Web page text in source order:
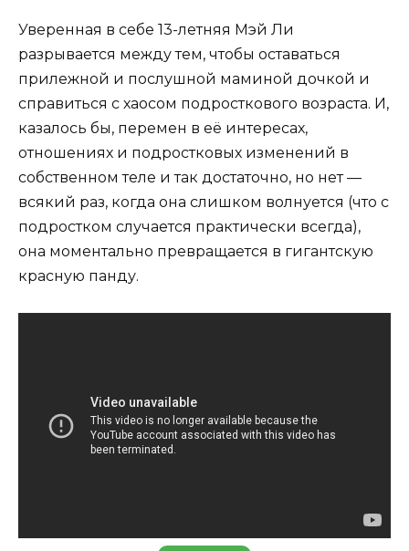
Уверенная в себе 13-летняя Мэй Ли
разрывается между тем, чтобы оставаться
прилежной и послушной маминой дочкой и
справиться с хаосом подросткового возраста. И,
казалось бы, перемен в её интересах,
отношениях и подростковых изменений в
собственном теле и так достаточно, но нет —
всякий раз, когда она слишком волнуется (что с
подростком случается практически всегда),
она моментально превращается в гигантскую
красную панду.